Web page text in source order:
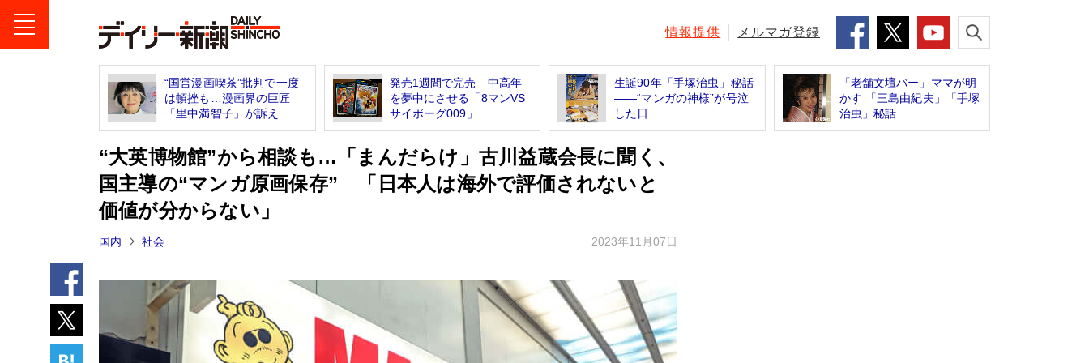
情報提供 メルマガ登録
“国営漫画喫茶”批判で一度
は頓挫も…漫画界の巨匠
「里中満智子」が訴え...
発売1週間で完売 中高年
を夢中にさせる「8マンVS
サイボーグ009」...
生誕90年「手塚治虫」秘話
――“マンガの神様”が号泣
した日
「老舗文壇バー」ママが明
かす 「三島由紀夫」「手塚
治虫」秘話
“大英博物館”から相談も…「まんだらけ」古川益蔵会長に聞く、
国主導の“マンガ原画保存” 「日本人は海外で評価されないと
価値が分からない」
国内 社会 2023年11月07日